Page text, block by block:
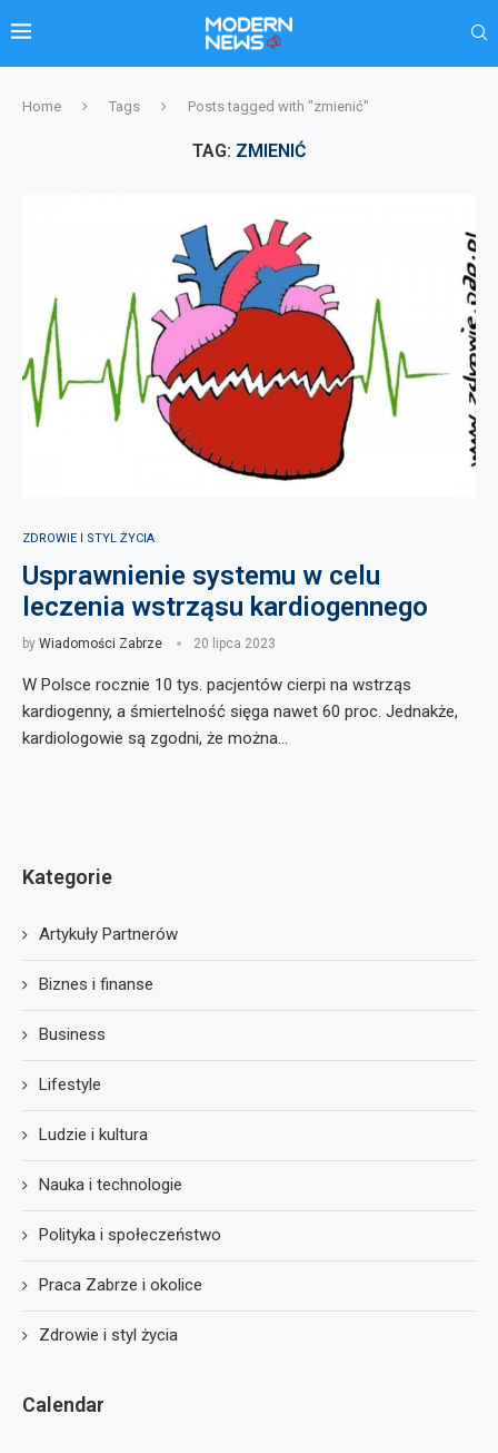
Home Tags Posts tagged with "zmienić"
TAG: ZMIENIĆ
ZDROWIE I STYL ŻYCIA
Usprawnienie systemu w celu
leczenia wstrząsu kardiogennego
by Wiadomości Zabrze 20 lipca 2023
W Polsce rocznie 10 tys. pacjentów cierpi na wstrząs
kardiogenny, a śmiertelność sięga nawet 60 proc. Jednakże,
kardiologowie są zgodni, że można…
Kategorie
Artykuły Partnerów
Biznes i finanse
Business
Lifestyle
Ludzie i kultura
Nauka i technologie
Polityka i społeczeństwo
Praca Zabrze i okolice
Zdrowie i styl życia
Calendar